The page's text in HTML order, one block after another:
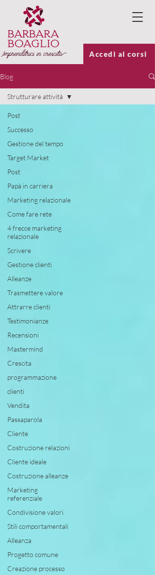
Accedi ai corsi
Blog
Post
Successo
Gestione del tempo
Target Market
Post
Papà in carriera
Marketing relazionale
Come fare rete
4 frecce marketing
relazionale
Scrivere
Gestione clienti
Alleanze
Trasmettere valore
Attrarre clienti
Testimonianze
Recensioni
Mastermind
Crescita
programmazione
clienti
Vendita
Passaparola
Cliente
Costruzione relazioni
Cliente ideale
Costruzione alleanze
Marketing
referenziale
Condivisione valori
Stili comportamentali
Alleanza
Progetto comune
Creazione processo
Strutturare attività